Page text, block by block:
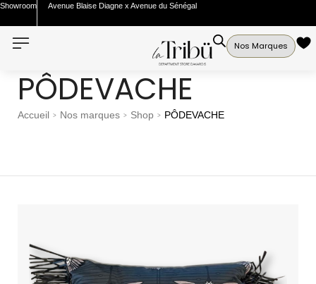
Showroom Avenue Blaise Diagne x Avenue du Sénégal
Nos Marques
PÔDEVACHE
Accueil > Nos marques > Shop > PÔDEVACHE